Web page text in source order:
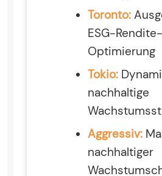
Toronto:
ESG-
Optimierung
Tokio:
nachhaltige
Aggressiv:
nachhaltiger